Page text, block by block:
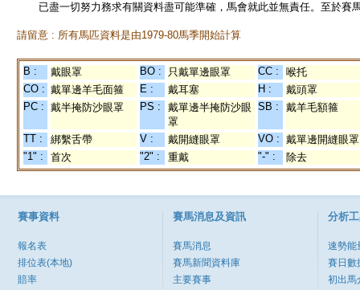
已盡一切努力務求有關資料盡可能準確，馬會就此並無責任。至於賽
請留意 : 所有馬匹資料是由1979-80馬季開始計算
B : 戴眼罩 BO : 只戴單邊眼罩 CC :
喉托
CO : 戴單邊羊毛面箍 E : 戴耳塞 H :
戴頭罩
PC : 戴半掩防沙眼罩 PS :
戴單邊半掩防沙眼
罩
SB : 戴羊毛額箍
TT : 綁繫舌帶 V : 戴開縫眼罩 VO : 戴單邊開縫眼罩
"1" :
首次 "2" : 重戴 "-" : 除去
賽事資料
報名表
排位表(本地)
賠率
賽馬消息及資訊
賽馬消息
賽馬新聞資料庫
主要賽事
分析
速勢能
賽日數
初出馬